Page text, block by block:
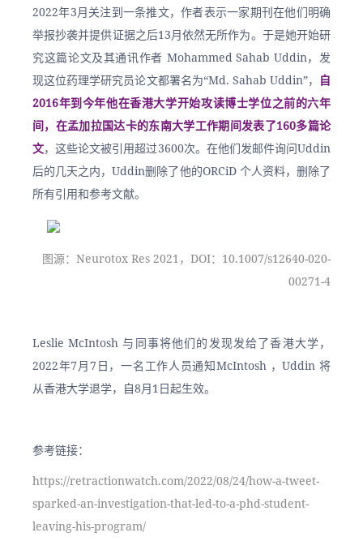
2022年3月关注到一条推文，作者表示一家期刊在他们明确
举报抄袭并提供证据之后13月依然无所作为。于是她开始研
究这篇论文及其通讯作者 Mohammed Sahab Uddin，发
现这位药理学研究员论文都署名为“Md. Sahab Uddin”， 自
2016年到今年他在香港大学开始攻读博士学位之前的六年
间，在孟加拉国达卡的东南大学工作期间发表了160多篇论
文，这些论文被引用超过3600次。在他们发邮件询问Uddin
后的几天之内，Uddin删除了他的ORCiD 个人资料，删除了
所有引用和参考文献。
图源：Neurotox Res 2021，DOI： 10.1007/s12640-020-
00271-4
Leslie McIntosh 与同事将他们的发现发给了香港大学，
2022年7月7日，一名工作人员通知McIntosh ，Uddin 将
从香港大学退学，自8月1日起生效。
参考链接：
https://retractionwatch.com/2022/08/24/how-a-tweet-
sparked-an-investigation-that-led-to-a-phd-student-
leaving-his-program/